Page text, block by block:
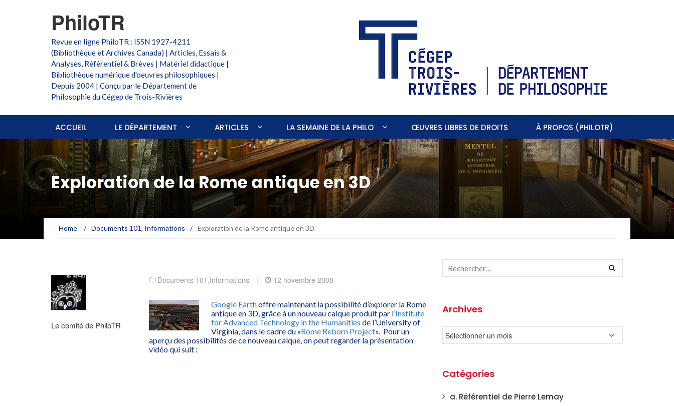
PhiloTR
Revue en ligne PhiloTR : ISSN 1927-4211
(Bibliothèque et Archives Canada) | Articles, Essais &
Analyses, Référentiel & Brèves | Matériel didactique |
Bibliothèque numérique d'oeuvres philosophiques |
Depuis 2004 | Conçu par le Département de
Philosophie du Cégep de Trois-Rivières
ACCUEIL LE DÉPARTEMENT ARTICLES LA SEMAINE DE LA PHILO ŒUVRES LIBRES DE DROITS À PROPOS (PHILOTR)
Exploration de la Rome antique en 3D
Home / Documents 101, Informations / Exploration de la Rome antique en 3D
Le comité de PhiloTR
Documents 101 ,Informations | 12 novembre 2008
Google Earthoffre maintenant la possibilité d’explorer la Rome
antique en 3D, grâce à un nouveau calque produit par l’Institute
for Advanced Technology in the Humanities de l’University of
Virginia, dans le cadre du «Rome Reborn Project». Pour un
aperçu des possibilités de ce nouveau calque, on peut regarder la présentation
vidéo qui suit :
Archives
Catégories
a. Référentiel de Pierre Lemay